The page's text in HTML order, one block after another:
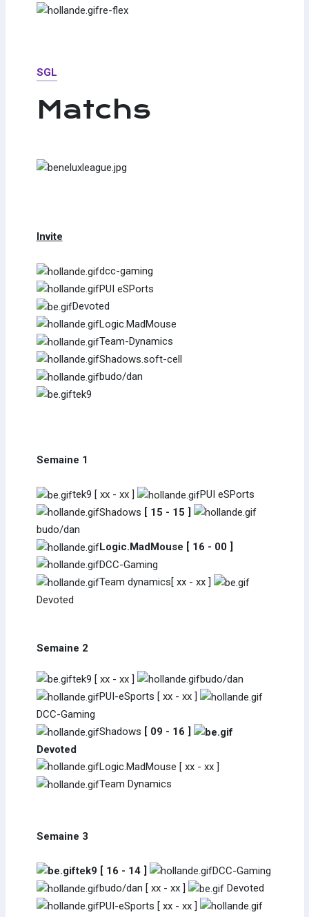
re-flex
SGL
Matchs
Invite
dcc-gaming
PUI eSPorts
Devoted
Logic.MadMouse
Team-Dynamics
Shadows.soft-cell
budo/dan
tek9
Semaine 1
tek9 [ xx - xx ]
PUI eSPorts
Shadows [ 15 - 15 ]
budo/dan
Logic.MadMouse [ 16 - 00 ]
DCC-Gaming
Team dynamics[ xx - xx ]
Devoted
Semaine 2
tek9 [ xx - xx ]
budo/dan
PUI-eSports [ xx - xx ]
DCC-Gaming
Shadows [ 09 - 16 ]
Devoted
Logic.MadMouse [ xx - xx ]
Team Dynamics
Semaine 3
tek9 [ 16 - 14 ]
DCC-Gaming
budo/dan [ xx - xx ]
Devoted
PUI-eSports [ xx - xx ]